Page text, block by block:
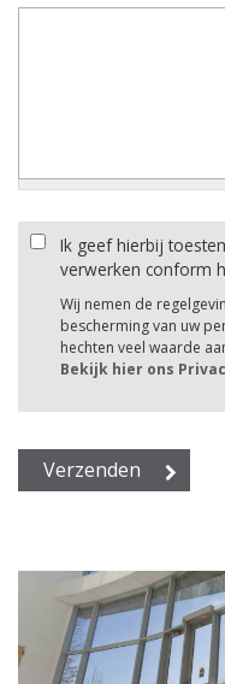
Ik geef hierbij
verwerken conform
Wij nemen de
bescherming van uw
hechten veel waarde
Bekijk hier ons